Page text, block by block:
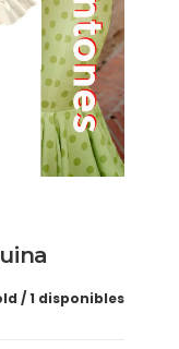
1 disponibles